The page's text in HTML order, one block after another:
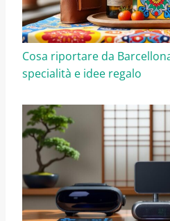
Cosa riportare da
specialità e idee regalo